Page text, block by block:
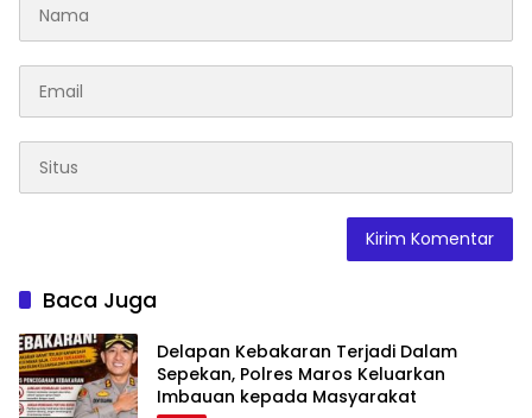
Baca Juga
Delapan Kebakaran Terjadi Dalam
Sepekan, Polres Maros Keluarkan
Imbauan kepada Masyarakat